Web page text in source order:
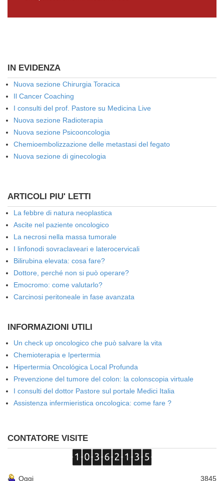
IN EVIDENZA
Nuova sezione Chirurgia Toracica
Il Cancer Coaching
I consulti del prof. Pastore su Medicina Live
Nuova sezione Radioterapia
Nuova sezione Psicooncologia
Chemioembolizzazione delle metastasi del fegato
Nuova sezione di ginecologia
ARTICOLI PIU' LETTI
La febbre di natura neoplastica
Ascite nel paziente oncologico
La necrosi nella massa tumorale
I linfonodi sovraclaveari e laterocervicali
Bilirubina elevata: cosa fare?
Dottore, perché non si può operare?
Emocromo: come valutarlo?
Carcinosi peritoneale in fase avanzata
INFORMAZIONI UTILI
Un check up oncologico che può salvare la vita
Chemioterapia e Ipertermia
Hipertermia Oncológica Local Profunda
Prevenzione del tumore del colon: la colonscopia virtuale
I consulti del dottor Pastore sul portale Medici Italia
Assistenza infermieristica oncologica: come fare ?
CONTATORE VISITE
Oggi
3845